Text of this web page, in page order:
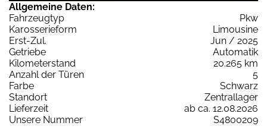
Allgemeine Daten:
Fahrzeugtyp
Pkw
Karosserieform
Limousine
Erst-Zul.
Jun / 2025
Getriebe
Automatik
Kilometerstand
20.265 km
Anzahl der Türen
5
Farbe
Schwarz
Standort
Zentrallager
Lieferzeit
ab ca. 12.08.2026
Unsere Nummer
S4800209